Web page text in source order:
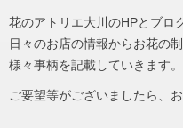
花のアトリエ大川のHPとブロ
日々のお店の情報からお花の
様々事柄を記載していきます。
ご要望等がございましたら、